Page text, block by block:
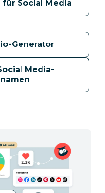
für Social Media
Generator
Media-